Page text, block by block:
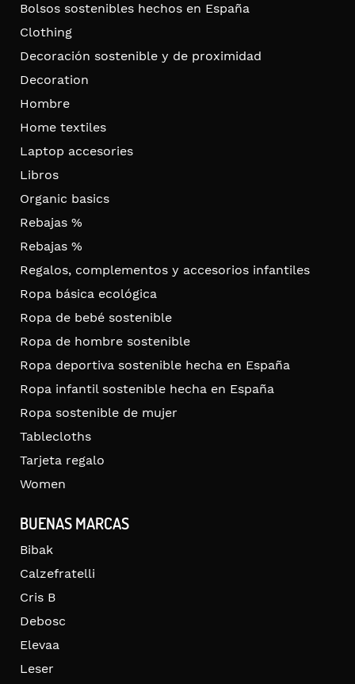
Bolsos sostenibles hechos en España
Clothing
Decoración sostenible y de proximidad
Decoration
Hombre
Home textiles
Laptop accesories
Libros
Organic basics
Rebajas %
Rebajas %
Regalos, complementos y accesorios infantiles
Ropa básica ecológica
Ropa de bebé sostenible
Ropa de hombre sostenible
Ropa deportiva sostenible hecha en España
Ropa infantil sostenible hecha en España
Ropa sostenible de mujer
Tablecloths
Tarjeta regalo
Women
BUENAS MARCAS
Bibak
Calzefratelli
Cris B
Debosc
Elevaa
Leser